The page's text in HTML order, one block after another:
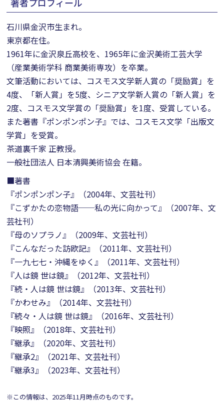
石川県金沢市生まれ。
東京都在住。
1961年に金沢泉丘高校を、1965年に金沢美術工芸大学
（産業美術学科 商業美術専攻）を卒業。
文筆活動においては、コスモス文学新人賞の「奨励賞」を
4度、「新人賞」を5度、シニア文学新人賞の「新人賞」を
2度、コスモス文学賞の「奨励賞」を1度、受賞している。
また著書『ポンポンポン子』では、コスモス文学「出版文
学賞」を受賞。
茶道裏千家 正教授。
一般社団法人 日本清興美術協会 在籍。
■著書
『ポンポンポン子』（2004年、文芸社刊）
『こずかたの恋物語──私の光に向かって』（2007年、文
芸社刊）
『母のソプラノ』（2009年、文芸社刊）
『こんなだった訪欧記』（2011年、文芸社刊）
『一九七七・沖縄をゆく』（2011年、文芸社刊）
『人は鏡 世は鏡』（2012年、文芸社刊）
『続・人は鏡 世は鏡』（2013年、文芸社刊）
『かわせみ』（2014年、文芸社刊）
『続々・人は鏡 世は鏡』（2016年、文芸社刊）
『映照』（2018年、文芸社刊）
『継承』（2020年、文芸社刊）
『継承2』（2021年、文芸社刊）
『継承3』（2023年、文芸社刊）
※この情報は、2025年11月時点のものです。